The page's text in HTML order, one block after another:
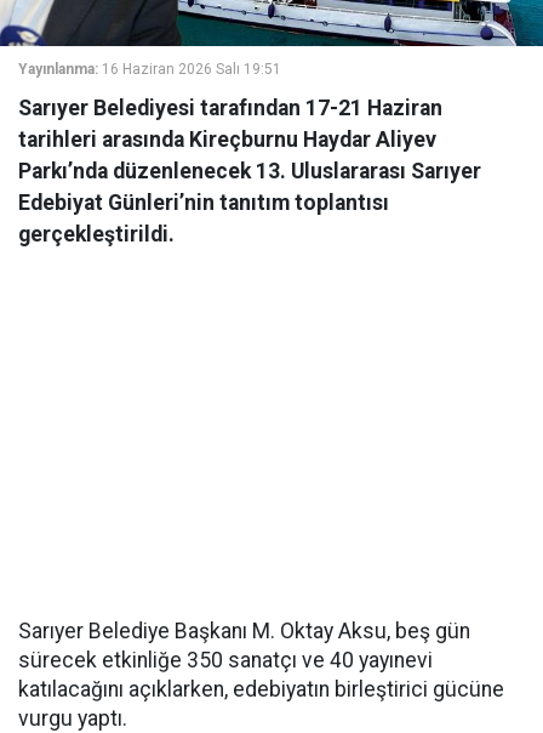
Yayınlanma: 16 Haziran 2026 Salı 19:51
Sarıyer Belediyesi tarafından 17-21 Haziran
tarihleri arasında Kireçburnu Haydar Aliyev
Parkı’nda düzenlenecek 13. Uluslararası Sarıyer
Edebiyat Günleri’nin tanıtım toplantısı
gerçekleştirildi.
Sarıyer Belediye Başkanı M. Oktay Aksu, beş gün
sürecek etkinliğe 350 sanatçı ve 40 yayınevi
katılacağını açıklarken, edebiyatın birleştirici gücüne
vurgu yaptı.